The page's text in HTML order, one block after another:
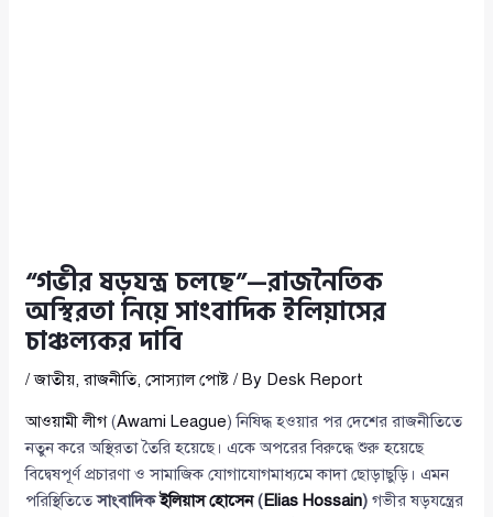
“গভীর ষড়যন্ত্র চলছে”—রাজনৈতিক
অস্থিরতা নিয়ে সাংবাদিক ইলিয়াসের
চাঞ্চল্যকর দাবি
/জাতীয়,রাজনীতি,সোস্যাল পোষ্ট / By Desk Report
আওয়ামী লীগ(Awami League) নিষিদ্ধ হওয়ার পর দেশের রাজনীতিতে
নতুন করে অস্থিরতা তৈরি হয়েছে। একে অপরের বিরুদ্ধে শুরু হয়েছে
বিদ্বেষপূর্ণ প্রচারণা ও সামাজিক যোগাযোগমাধ্যমে কাদা ছোড়াছুড়ি। এমন
পরিস্থিতিতেসাংবাদিকইলিয়াস হোসেন(Elias Hossain) গভীর ষড়যন্ত্রের